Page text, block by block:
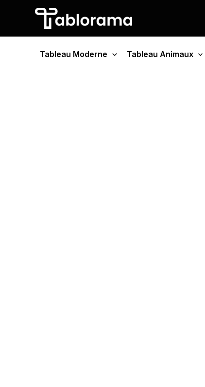
Tableau Moderne Tableau Animaux